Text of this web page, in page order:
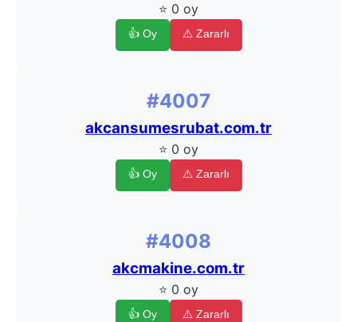
⭐ 0 oy
👍 Oy ⚠️ Zararlı
#4007
akcansumesrubat.com.tr
⭐ 0 oy
👍 Oy ⚠️ Zararlı
#4008
akcmakine.com.tr
⭐ 0 oy
👍 Oy ⚠️ Zararlı